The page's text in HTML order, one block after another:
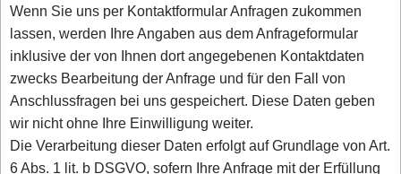
Wenn Sie uns per Kontaktformular Anfragen zukommen
lassen, werden Ihre Angaben aus dem Anfrageformular
inklusive der von Ihnen dort angegebenen Kontaktdaten
zwecks Bearbeitung der Anfrage und für den Fall von
Anschlussfragen bei uns gespeichert. Diese Daten geben
wir nicht ohne Ihre Einwilligung weiter.
Die Verarbeitung dieser Daten erfolgt auf Grundlage von Art.
6 Abs. 1 lit. b DSGVO, sofern Ihre Anfrage mit der Erfüllung